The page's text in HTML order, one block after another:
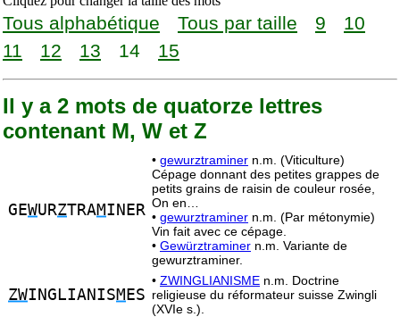
Tous alphabétique Tous par taille 9
10
11
12 13 14 15
Il y a 2 mots de quatorze lettres
contenant M, W et Z
GEWURZTRAMINER
• gewurztraminer n.m. (Viticulture)
Cépage donnant des petites grappes de
petits grains de raisin de couleur rosée,
On en…
• gewurztraminer n.m. (Par métonymie)
Vin fait avec ce cépage.
• Gewürztraminer n.m. Variante de
gewurztraminer.
ZWINGLIANISM ES
• ZWINGLIANISME n.m. Doctrine
religieuse du réformateur suisse Zwingli
(XVIe s.).